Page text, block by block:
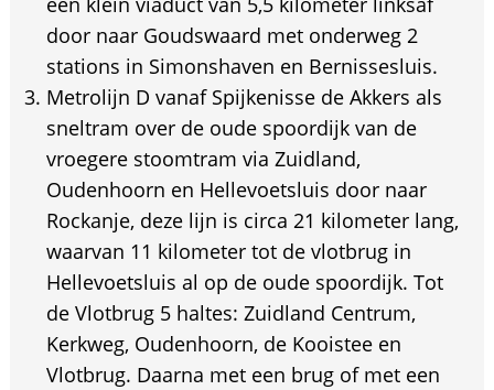
door naar Goudswaard met onderweg 2
stations in Simonshaven en Bernissesluis.
Metrolijn D vanaf Spijkenisse de Akkers als
sneltram over de oude spoordijk van de
vroegere stoomtram via Zuidland,
Oudenhoorn en Hellevoetsluis door naar
Rockanje, deze lijn is circa 21 kilometer lang,
waarvan 11 kilometer tot de vlotbrug in
Hellevoetsluis al op de oude spoordijk. Tot
de Vlotbrug 5 haltes: Zuidland Centrum,
Kerkweg, Oudenhoorn, de Kooistee en
Vlotbrug. Daarna met een brug of met een